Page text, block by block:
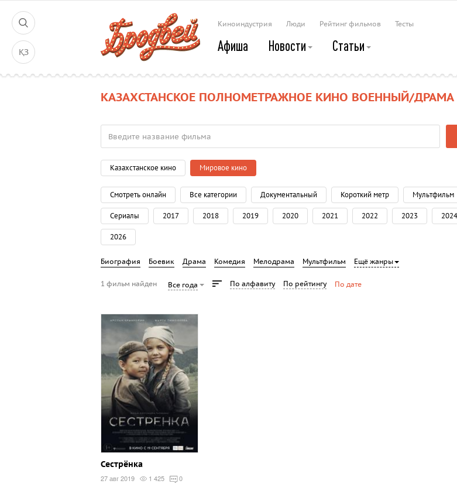
ҚЗ
Киноиндустрия Люди Рейтинг фильмов Тесты
Афиша Новости Статьи
КАЗАХСТАНСКОЕ ПОЛНОМЕТРАЖНОЕ КИНО ВОЕННЫЙ/ДРАМА
Казахстанское кино Мировое кино
Смотреть онлайн Все категории Документальный Короткий метр Мультфильм
Сериалы 2017 2018 2019 2020 2021 2022 2023 2024
2026
Биография Боевик Драма Комедия Мелодрама Мультфильм Ещё жанры
1 фильм найден Все года По алфавиту По рейтингу По дате
Сестрёнка
27 авг 2019 1 425 0